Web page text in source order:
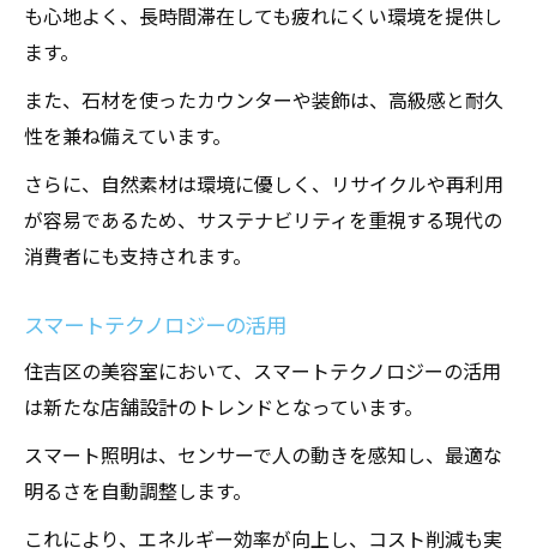
も心地よく、長時間滞在しても疲れにくい環境を提供し
ます。
また、石材を使ったカウンターや装飾は、高級感と耐久
性を兼ね備えています。
さらに、自然素材は環境に優しく、リサイクルや再利用
が容易であるため、サステナビリティを重視する現代の
消費者にも支持されます。
スマートテクノロジーの活用
住吉区の美容室において、スマートテクノロジーの活用
は新たな店舗設計のトレンドとなっています。
スマート照明は、センサーで人の動きを感知し、最適な
明るさを自動調整します。
これにより、エネルギー効率が向上し、コスト削減も実